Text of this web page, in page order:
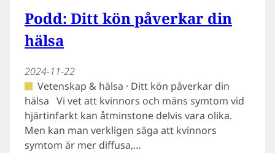
Podd: Ditt kön påverkar din
hälsa
2024-11-22
Vetenskap & hälsa · Ditt kön påverkar din
hälsa Vi vet att kvinnors och mäns symtom vid
hjärtinfarkt kan åtminstone delvis vara olika.
Men kan man verkligen säga att kvinnors
symtom är mer diffusa,…